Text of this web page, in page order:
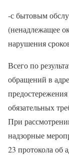
-с бытовым
(ненадлежащее
нарушения
Всего по
обращений в
обязательных
При
надзорные
23 протокола об